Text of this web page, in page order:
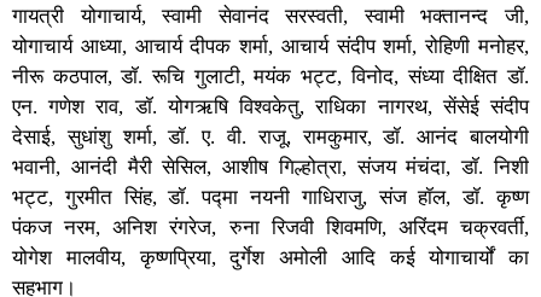
गायत्री योगाचार्य, स्वामी सेवानंद सरस्वती, स्वामी भक्तानन्द जी,
योगाचार्य आध्या, आचार्य दीपक शर्मा, आचार्य संदीप शर्मा, रोहिणी मनोहर,
नीरू कठपाल, डॉ. रूचि गुलाटी, मयंक भट्ट, विनोद, संध्या दीक्षित डॉ.
एन. गणेश राव, डॉ. योगऋषि विश्वकेतु, राधिका नागरथ, सेंसेई संदीप
देसाई, सुधांशु शर्मा, डॉ. ए. वी. राजू, रामकुमार, डॉ. आनंद बालयोगी
भवानी, आनंदी मैरी सेसिल, आशीष गिल्होत्रा, संजय मंचंदा, डॉ. निशी
भट्ट, गुरमीत सिंह, डॉ. पद्मा नयनी गाधिराजु, संज हॉल, डॉ. कृष्ण
पंकज नरम, अनिश रंगरेज, रुना रिजवी शिवमणि, अरिंदम चक्रवर्ती,
योगेश मालवीय, कृष्णप्रिया, दुर्गेश अमोली आदि कई योगाचार्यों का
सहभाग।